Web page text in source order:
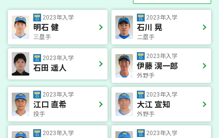
2023年入学
明石 健
三塁手
2023年入学
石川 晃
二塁手
2023年入学
石田 遥人
2023年入学
伊藤 滉一郎
外野手
2023年入学
江口 直希
投手
2023年入学
大江 宣知
外野手
2023年入学 2023年入学